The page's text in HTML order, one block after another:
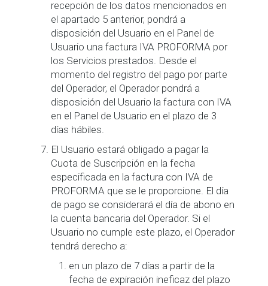
recepción de los datos mencionados en
el apartado 5 anterior, pondrá a
disposición del Usuario en el Panel de
Usuario una factura IVA PROFORMA por
los Servicios prestados. Desde el
momento del registro del pago por parte
del Operador, el Operador pondrá a
disposición del Usuario la factura con IVA
en el Panel de Usuario en el plazo de 3
días hábiles.
El Usuario estará obligado a pagar la
Cuota de Suscripción en la fecha
especificada en la factura con IVA de
PROFORMA que se le proporcione. El día
de pago se considerará el día de abono en
la cuenta bancaria del Operador. Si el
Usuario no cumple este plazo, el Operador
tendrá derecho a:
en un plazo de 7 días a partir de la
fecha de expiración ineficaz del plazo